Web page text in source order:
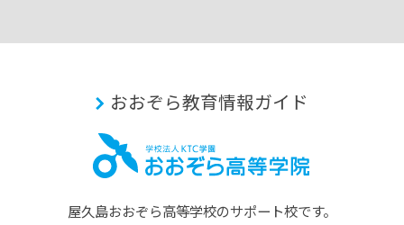
おおぞら教育情報ガイド
屋久島おおぞら⾼等学校のサポート校です。